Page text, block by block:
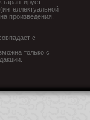
гарантирует
произведения,
с
только с